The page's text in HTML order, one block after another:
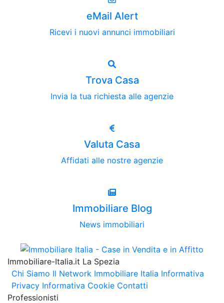
eMail Alert
Ricevi i nuovi annunci immobiliari
Trova Casa
Invia la tua richiesta alle agenzie
Valuta Casa
Affidati alle nostre agenzie
Immobiliare Blog
News immobiliari
Immobiliare-Italia.it La Spezia
Chi Siamo Il Network Immobiliare Italia Informativa
Privacy Informativa Cookie Contatti
Professionisti